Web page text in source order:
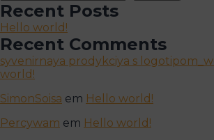
Recent Posts
Hello world!
Recent Comments
syvenirnaya prodykciya s
world!
SimonSoisa em Hello world!
Percywam em Hello world!